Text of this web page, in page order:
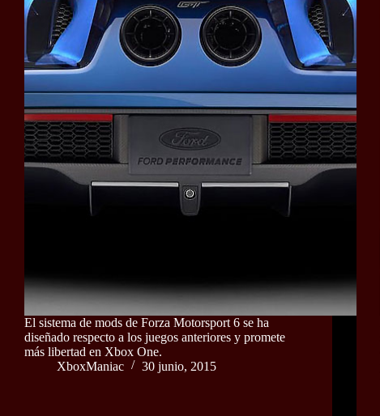
El sistema de mods de Forza Motorsport 6 se ha
diseñado respecto a los juegos anteriores y promete
más libertad en Xbox One.
XboxManiac
30 junio, 2015